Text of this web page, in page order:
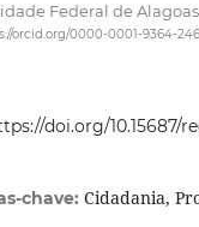
Federal de
orcid.org/0000-0001-9364-
doi.org/10.15687/
chave: Cidadania,